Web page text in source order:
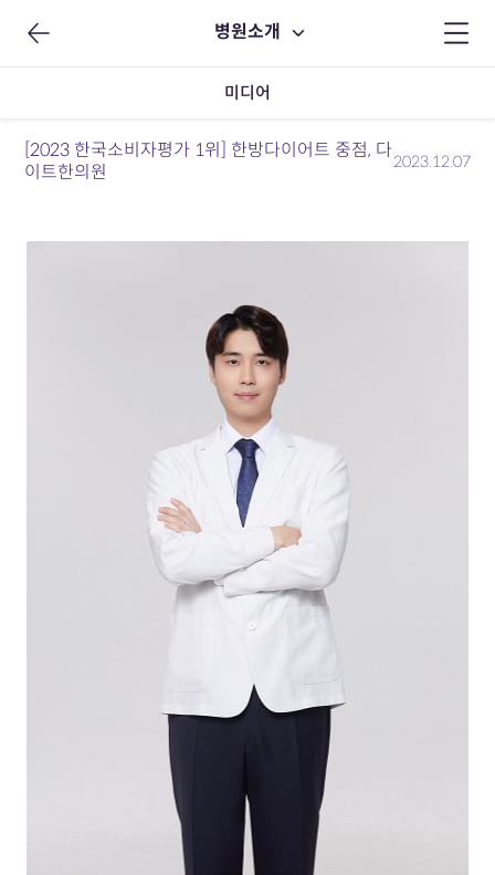
병원소개
미디어
[2023 한국소비자평가 1위] 한방다이어트 중점, 다
이트한의원
2023.12.07